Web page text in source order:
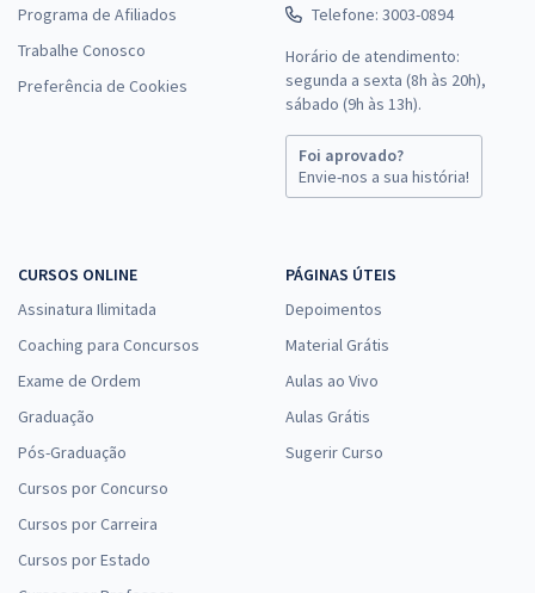
Programa de Afiliados
Trabalhe Conosco
Preferência de Cookies
Telefone: 3003-0894
Horário de atendimento:
segunda a sexta (8h às 20h),
sábado (9h às 13h).
Foi aprovado?
Envie-nos a sua história!
CURSOS ONLINE
Assinatura Ilimitada
Coaching para Concursos
Exame de Ordem
Graduação
Pós-Graduação
Cursos por Concurso
Cursos por Carreira
Cursos por Estado
PÁGINAS ÚTEIS
Depoimentos
Material Grátis
Aulas ao Vivo
Aulas Grátis
Sugerir Curso